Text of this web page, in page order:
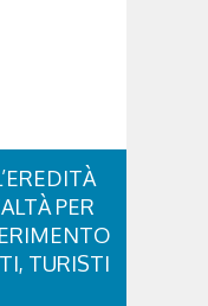
PER
TURISTI